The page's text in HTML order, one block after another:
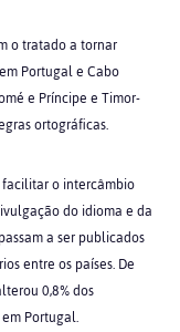
o tratado a tornar
Portugal e Cabo
e Príncipe e Timor-
ortográficas.
o intercâmbio
do idioma e da
a ser publicados
entre os países. De
0,8% dos
Portugal.